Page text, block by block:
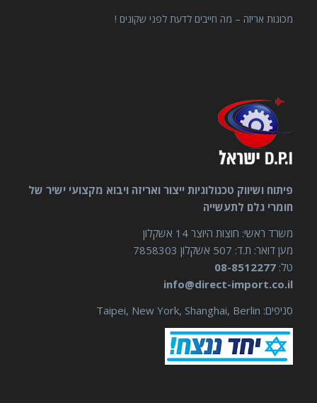
מכונות אריזה – מה חייבים לדעת לפני שקונים !
פיתוח ושיווק טכנולוגיות ייצור ואריזה ויבוא מקצועי ישיר של
חומרי גלם לתעשייה
משרד ראשי: חוצות היוצר 14 אשקלון
מען דואר: ת.ד: 507 אשקלון 7858303
טל: 08-8512277
info@direct-import.co.il
סניפים: Taipei, New York, Shanghai, Berlin